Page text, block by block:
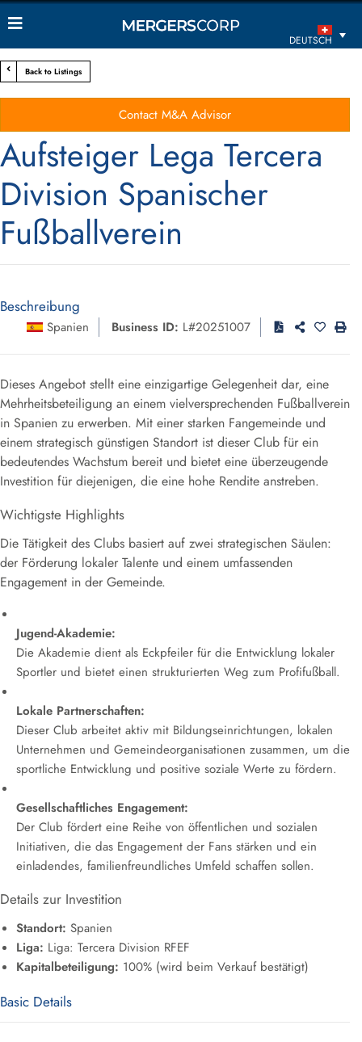
DEUTSCH
Back to Listings
Contact M&A Advisor
Aufsteiger Lega Tercera
Division Spanischer
Fußballverein
Beschreibung
Spanien Business ID: L#20251007
Dieses Angebot stellt eine einzigartige Gelegenheit dar, eine
Mehrheitsbeteiligung an einem vielversprechenden Fußballverein
in Spanien zu erwerben. Mit einer starken Fangemeinde und
einem strategisch günstigen Standort ist dieser Club für ein
bedeutendes Wachstum bereit und bietet eine überzeugende
Investition für diejenigen, die eine hohe Rendite anstreben.
Wichtigste Highlights
Die Tätigkeit des Clubs basiert auf zwei strategischen Säulen:
der Förderung lokaler Talente und einem umfassenden
Engagement in der Gemeinde.
Jugend-Akademie:
Die Akademie dient als Eckpfeiler für die Entwicklung lokaler
Sportler und bietet einen strukturierten Weg zum Profifußball.
Lokale Partnerschaften:
Dieser Club arbeitet aktiv mit Bildungseinrichtungen, lokalen
Unternehmen und Gemeindeorganisationen zusammen, um die
sportliche Entwicklung und positive soziale Werte zu fördern.
Gesellschaftliches Engagement:
Der Club fördert eine Reihe von öffentlichen und sozialen
Initiativen, die das Engagement der Fans stärken und ein
einladendes, familienfreundliches Umfeld schaffen sollen.
Details zur Investition
Standort: Spanien
Liga: Liga: Tercera Division RFEF
Kapitalbeteiligung: 100% (wird beim Verkauf bestätigt)
Basic Details